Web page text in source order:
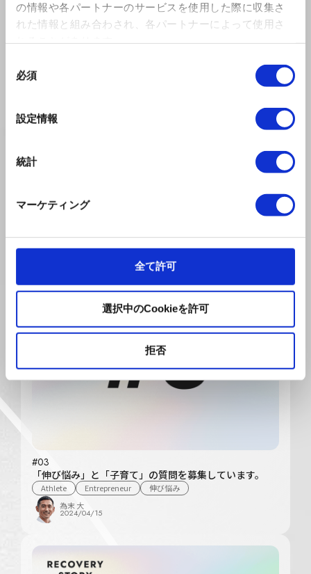
の情報や各パートナーのサービスを使用した際に収集さ
れた情報と組み合わされ、各パートナーによって使用さ
必須
設定情報
統計
マーケティング
全て許可
選択中のCookieを許可
拒否
#2
#03
「伸び悩み」と「子育て」の質問を募集しています。
Athlete Entrepreneur
伸び悩み
為末 大
2024/04/15